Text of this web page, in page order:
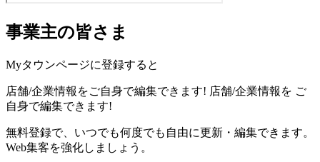
事業主の皆さま
Myタウンページに登録すると
店舗/企業情報をご自身で編集できます! 店舗/企業情報を ご
自身で編集できます!
無料登録で、いつでも何度でも自由に更新・編集できます。
Web集客を強化しましょう。